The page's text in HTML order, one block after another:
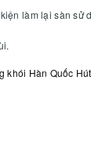
làm lại sàn sử
khói Hàn Quốc